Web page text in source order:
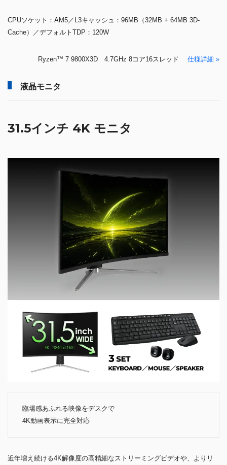
CPUソケット：AM5／L3キャッシュ：96MB（32MB + 64MB 3D-
Cache）／デフォルトTDP：120W
Ryzen™ 7 9800X3D 4.7GHz 8コア16スレッド 仕様詳細 »
液晶モニタ
31.5インチ 4K モニタ
臨場感あふれる映像をデスクで
4K動画表示に完全対応
近年増え続ける4K解像度の高精細なストリーミングビデオや、よりリ